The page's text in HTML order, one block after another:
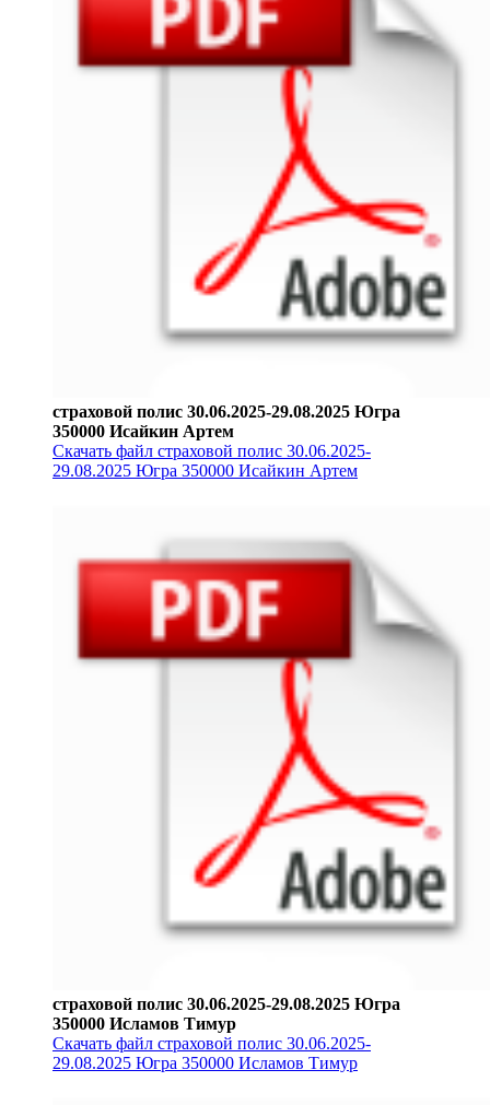
страховой полис 30.06.2025-29.08.2025 Югра
350000 Исайкин Артем
Скачать файл страховой полис 30.06.2025-
29.08.2025 Югра 350000 Исайкин Артем
страховой полис 30.06.2025-29.08.2025 Югра
350000 Исламов Тимур
Скачать файл страховой полис 30.06.2025-
29.08.2025 Югра 350000 Исламов Тимур